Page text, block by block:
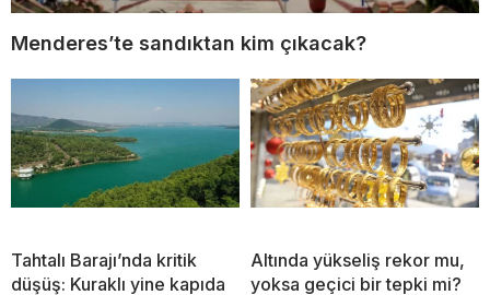
Menderes’te sandıktan kim çıkacak?
Tahtalı Barajı’nda kritik
düşüş: Kuraklı yine kapıda
Altında yükseliş rekor mu,
yoksa geçici bir tepki mi?